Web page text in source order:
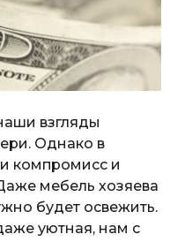
взгляды
Однако в
компромисс и
мебель хозяева
будет освежить.
уютная, нам с